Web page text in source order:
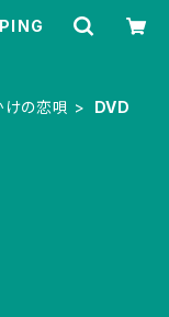
の恋唄 DVD